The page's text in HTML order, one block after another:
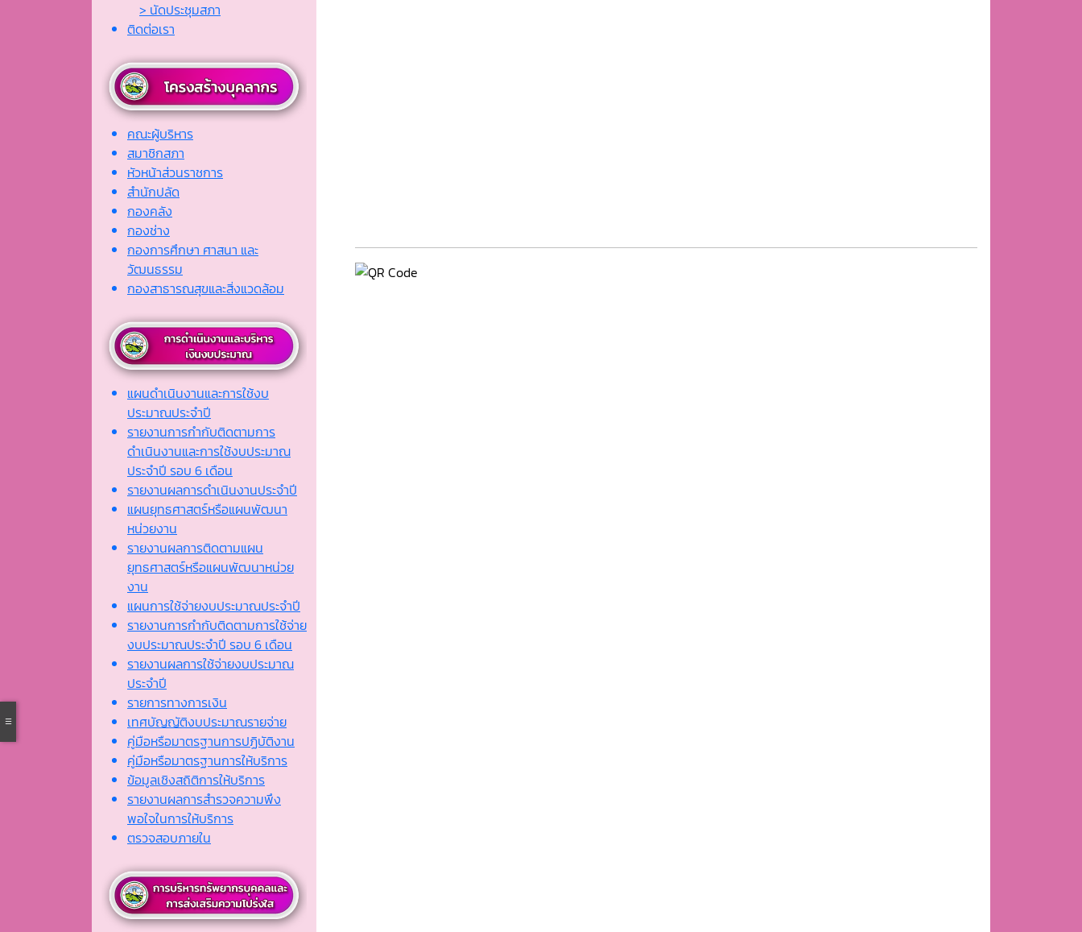
> นัดประชุมสภา
ติดต่อเรา
คณะผู้บริหาร
สมาชิกสภา
หัวหน้าส่วนราชการ
สำนักปลัด
กองคลัง
กองช่าง
กองการศึกษา ศาสนา และ
วัฒนธรรม
กองสาธารณสุขและสิ่งแวดล้อม
แผนดำเนินงานและการใช้งบ
ประมาณประจำปี
รายงานการกำกับติดตามการ
ดำเนินงานและการใช้งบประมาณ
ประจำปี รอบ 6 เดือน
รายงานผลการดำเนินงานประจำปี
แผนยุทธศาสตร์หรือแผนพัฒนา
หน่วยงาน
รายงานผลการติดตามแผน
ยุทธศาสตร์หรือแผนพัฒนาหน่วย
งาน
แผนการใช้จ่ายงบประมาณประจำปี
รายงานการกำกับติดตามการใช้จ่าย
งบประมาณประจำปี รอบ 6 เดือน
รายงานผลการใช้จ่ายงบประมาณ
ประจำปี
รายการทางการเงิน
เทศบัญญัติงบประมาณรายจ่าย
คู่มือหรือมาตรฐานการปฏิบัติงาน
คู่มือหรือมาตรฐานการให้บริการ
ข้อมูลเชิงสถิติการให้บริการ
รายงานผลการสำรวจความพึง
พอใจในการให้บริการ
ตรวจสอบภายใน